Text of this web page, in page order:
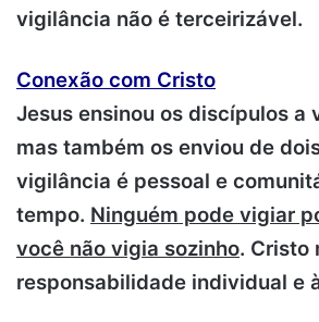
vigilância não é terceirizável.
Conexão com Cristo
Jesus ensinou os discípulos a
mas também os enviou de
vigilância é pessoal e
tempo. Ninguém pode vigiar
você não vigia sozinho. Cristo
responsabilidade individual e